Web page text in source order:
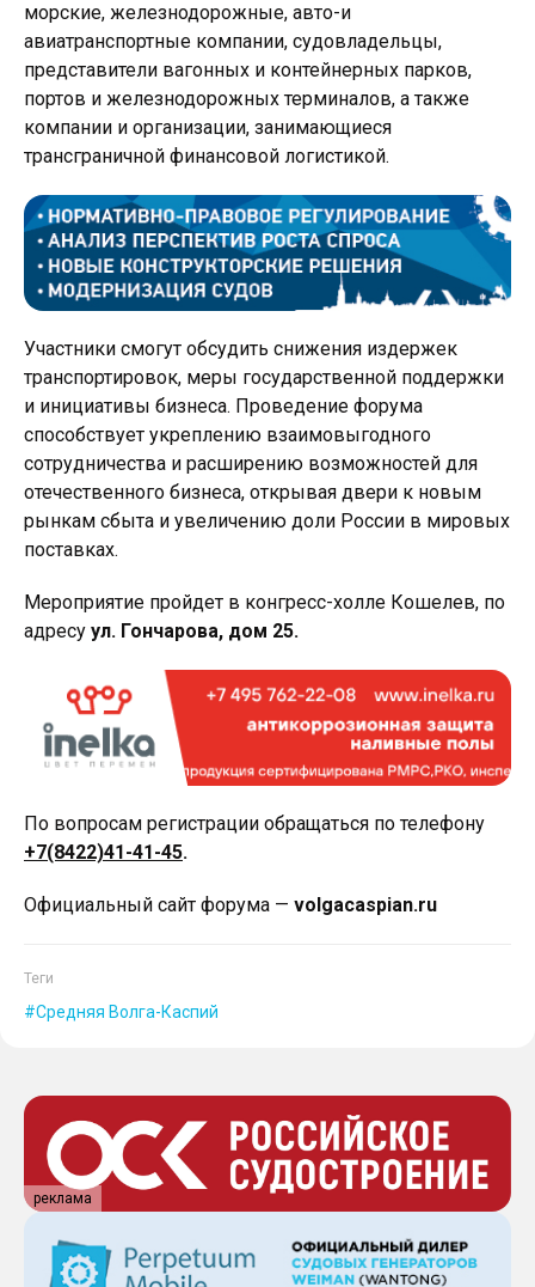
морские, железнодорожные, авто-и
авиатранспортные компании, судовладельцы,
представители вагонных и контейнерных парков,
портов и железнодорожных терминалов, а также
компании и организации, занимающиеся
трансграничной финансовой логистикой.
Участники смогут обсудить снижения издержек
транспортировок, меры государственной поддержки
и инициативы бизнеса. Проведение форума
способствует укреплению взаимовыгодного
сотрудничества и расширению возможностей для
отечественного бизнеса, открывая двери к новым
рынкам сбыта и увеличению доли России в мировых
поставках.
Мероприятие пройдет в конгресс-холле Кошелев, по
адресу ул. Гончарова, дом 25.
По вопросам регистрации обращаться по телефону
+7(8422)41-41-45.
Официальный сайт форума — volgacaspian.ru
Теги
Средняя Волга-Каспий
реклама